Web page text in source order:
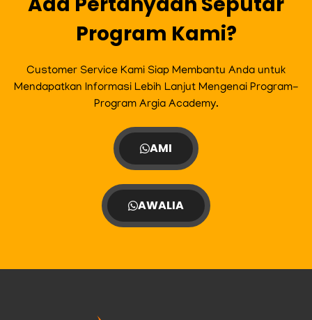
Program Kami?
Customer Service Kami Siap Membantu Anda untuk
Mendapatkan Informasi Lebih Lanjut Mengenai Program-
Program Argia Academy.
AMI
AWALIA